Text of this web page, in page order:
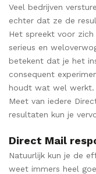
Veel bedrijven
echter dat ze de
Het spreekt voor
serieus en
betekent dat je het
consequent
houdt wat wel werkt.
Meet van iedere
resultaten kun je
Direct Mail
Natuurlijk kun je de
weet immers heel